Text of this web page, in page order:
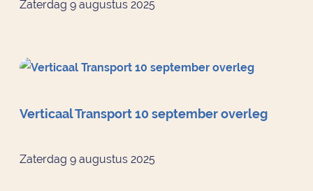
Zaterdag 9 augustus 2025
Verticaal Transport 10 september overleg
Zaterdag 9 augustus 2025